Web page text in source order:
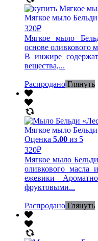
Мягкое мыло
320₽
Мягкое мыло
основе оливкового
В инжире
вещества,...
Распродано Глянуть
Мягкое мыло
Оценка 5.00 из 5
320₽
Мягкое мыло
оливкового масла
ежевики
фруктовыми...
Распродано Глянуть